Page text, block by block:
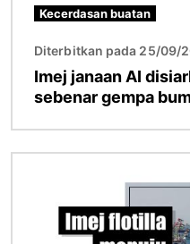
Kecerdasan buatan
Diterbitkan pada 25/09/
Imej janaan AI
sebenar gempa